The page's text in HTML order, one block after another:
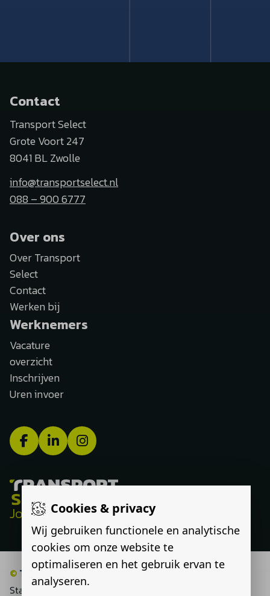
Cookies & privacy
Wij gebruiken functionele en analytische
cookies om onze website te
optimaliseren en het gebruik ervan te
analyseren.
Contact
Transport Select
Grote Voort 247
8041 BL Zwolle
info@transportselect.nl
088 – 900 6777
Over ons
Over Transport
Select
Contact
Werken bij
Werknemers
Vacature
overzicht
Inschrijven
Uren invoer
Jouw route, onze expertise
© Transport Select
Statement discriminatie